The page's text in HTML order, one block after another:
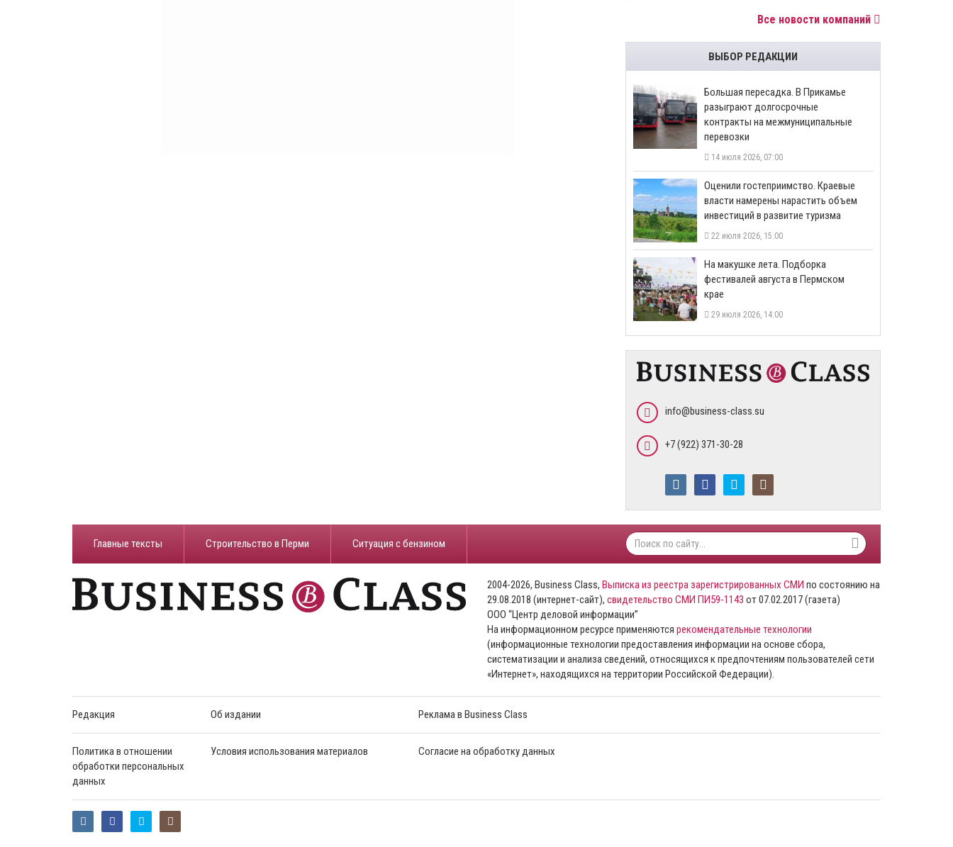
Все новости компаний
ВЫБОР РЕДАКЦИИ
Большая пересадка. В Прикамье
разыграют долгосрочные
контракты на межмуниципальные
перевозки
14 июля 2026, 07:00
Оценили гостеприимство. Краевые
власти намерены нарастить объем
инвестиций в развитие туризма
22 июля 2026, 15:00
На макушке лета. Подборка
фестивалей августа в Пермском
крае
29 июля 2026, 14:00
info@business-class.su
+7 (922) 371-30-28
Главные тексты Строительство в Перми ​Ситуация с бензином
2004-2026, Business Class, Выписка из реестра зарегистрированных СМИ по состоянию на
29.08.2018 (интернет-сайт), свидетельство СМИ ПИ59-1143 от 07.02.2017 (газета)
ООО “Центр деловой информации”
На информационном ресурсе применяются рекомендательные технологии
(информационные технологии предоставления информации на основе сбора,
систематизации и анализа сведений, относящихся к предпочтениям пользователей сети
«Интернет», находящихся на территории Российской Федерации).
Редакция Об издании Реклама в Business Class
Политика в отношении
обработки персональных
данных
Условия использования материалов Согласие на обработку данных